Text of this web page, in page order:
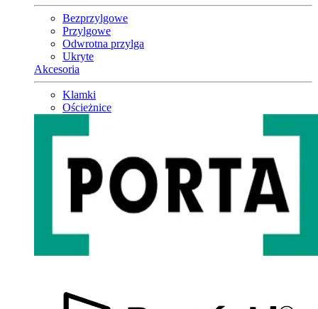
Bezprzylgowe
Przylgowe
Odwrotna przylga
Ukryte
Akcesoria
Klamki
Ościeżnice